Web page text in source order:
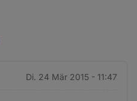
Di. 24 Mär 2015 - 11:47